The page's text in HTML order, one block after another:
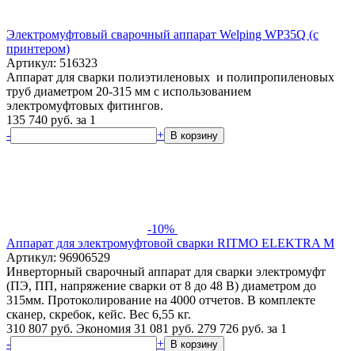
Электромуфтовый сварочный аппарат Welping WP35Q (с
принтером)
Артикул: 516323
Аппарат для сварки полиэтиленовых и полипропиленовых
труб диаметром 20-315 мм с использованием
электромуфтовых фитингов.
135 740 руб. за 1
-
+ В корзину
-10%
Аппарат для электромуфтовой сварки RITMO ELEKTRA M
Артикул: 96906529
Инверторный сварочный аппарат для сварки электромуфт
(ПЭ, ПП, напряжение сварки от 8 до 48 В) диаметром до
315мм. Протоколирование на 4000 отчетов. В комплекте
сканер, скребок, кейс. Вес 6,55 кг.
310 807 руб. Экономия 31 081 руб. 279 726 руб. за 1
-
+ В корзину